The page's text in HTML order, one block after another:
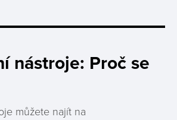
nástroje: Proč se
můžete najít na